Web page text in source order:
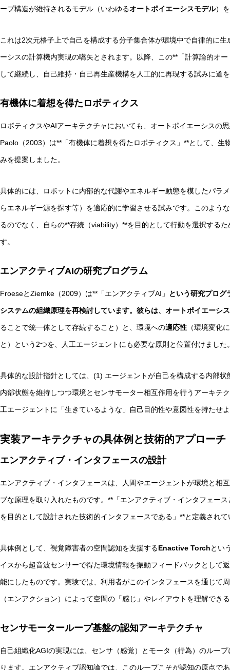
ープ構造が維持されるモデル（いわゆるオートポイエーシスモデル）
これは2次元格子上で自己を構成する分子集合体が環境中で自律的に
ーシスの計算機内実現の嚆矢とされます。以降、この**「計算論的オ
して継続し、自己維持・自己再生産機構を人工的に再現する試みに道
有機体に着想を得たロボティクス
ロボティクスやAIアーキテクチャにおいても、オートポイエーシスの
Paolo（2003）は**「有機体に着想を得たロボティクス」**として、
みを提案しました。
具体的には、ロボットに内部的な代謝やエネルギー動態を模したパラ
らエネルギー源を探す等）を適応的に学習させる試みです。このよう
るのでなく、自らの**存続（viability）**を目的として行動を選択する
す。
エンアクティブAIの研究プログラム
FroeseとZiemke（2009）は**「エンアクティブAI」 という研究プログ
システムの組織原理を再検討しています。彼らは、オートポイエーシ
ることで統一体として存続すること）と、環境への適応性 （環境変化
と）という2つを、人工エージェントにも必要な原則と位置付けました
具体的な設計指針としては、(1) エージェントが自己を構成する内部
内部状態を維持しつつ環境とセンサモーター相互作用を行うアーキテ
工エージェントに「生きているような」自己目的性や意図性を持たせ
実装アーキテクチャの具体例と技術的アプローチ
エンアクティブ・インタフェースの設計
エンアクティブ・インタフェースは、人間やエージェントが環境と相
ブな原理を取り入れたものです。**「エンアクティブ・インタフェー
を目的として設計された技術的インタフェースである」**と定義されて
具体例として、視覚障害者の空間認知を支援するEnactive Torchとい
イスから超音波センサーで得た環境情報を振動フィードバックとして
能にしたものです。実験では、利用者がこのインタフェースを通じて
（エンアクション）によって空間の「感じ」やレイアウトを理解でき
センサモーターループ基盤の認知アーキテクチャ
自己組織化AGIの実現には、センサ（感覚）とモータ（行為）のルー
ります。エンアクティブ認知論では、このループこそが認知の原点で